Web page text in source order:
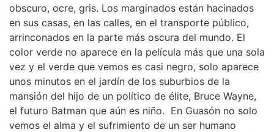
obscuro, ocre, gris. Los marginados están hacinados
en sus casas, en las calles, en el transporte público,
arrinconados en la parte más oscura del mundo. El
color verde no aparece en la película más que una sola
vez y el verde que vemos es casi negro, solo aparece
unos minutos en el jardín de los suburbios de la
mansión del hijo de un político de élite, Bruce Wayne,
el futuro Batman que aún es niño. En Guasón no solo
vemos el alma y el sufrimiento de un ser humano